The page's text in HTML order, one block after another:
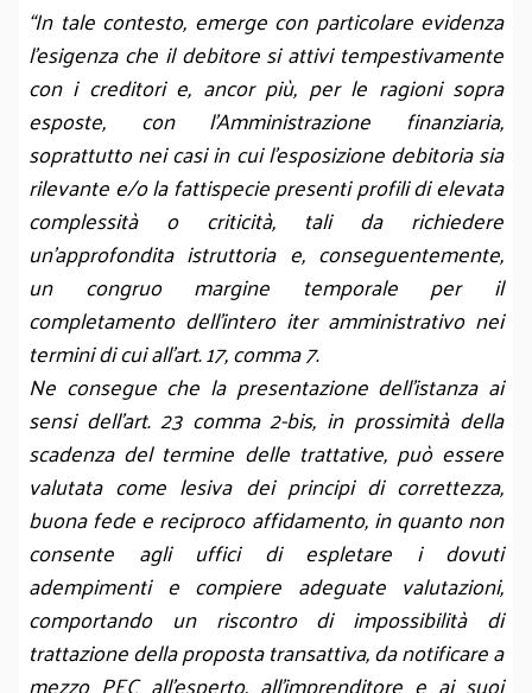
“In tale contesto, emerge con particolare evidenza
l’esigenza che il debitore si attivi tempestivamente
con i creditori e, ancor più, per le ragioni sopra
esposte, con l’Amministrazione finanziaria,
soprattutto nei casi in cui l’esposizione debitoria sia
rilevante e/o la fattispecie presenti profili di elevata
complessità o criticità, tali da richiedere
un’approfondita istruttoria e, conseguentemente,
un congruo margine temporale per il
completamento dell’intero iter amministrativo nei
termini di cui all’art. 17, comma 7.
Ne consegue che la presentazione dell’istanza ai
sensi dell’art. 23 comma 2-bis, in prossimità della
scadenza del termine delle trattative, può essere
valutata come lesiva dei principi di correttezza,
buona fede e reciproco affidamento, in quanto non
consente agli uffici di espletare i dovuti
adempimenti e compiere adeguate valutazioni,
comportando un riscontro di impossibilità di
trattazione della proposta transattiva, da notificare a